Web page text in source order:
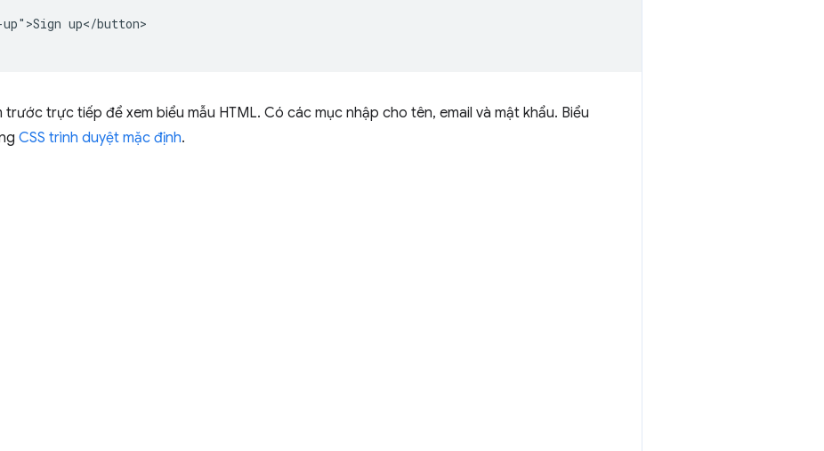
up</button>
trước trực tiếp để xem biểu mẫu HTML. Có các mục nhập cho tên, email và mật khẩu. Biểu
CSS trình duyệt mặc định.